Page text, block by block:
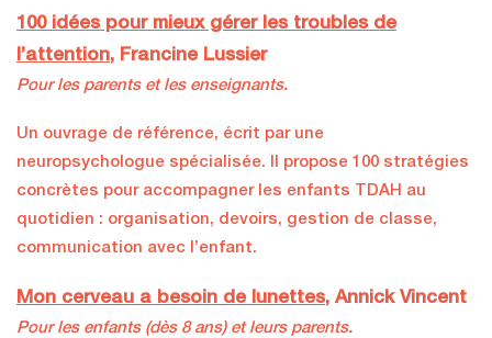
100 idées pour mieux gérer les troubles de
l’attention, Francine Lussier
Pour les parents et les enseignants.
Un ouvrage de référence, écrit par une
neuropsychologue spécialisée. Il propose 100 stratégies
concrètes pour accompagner les enfants TDAH au
quotidien : organisation, devoirs, gestion de classe,
communication avec l’enfant.
Mon cerveau a besoin de lunettes, Annick Vincent
Pour les enfants (dès 8 ans) et leurs parents.